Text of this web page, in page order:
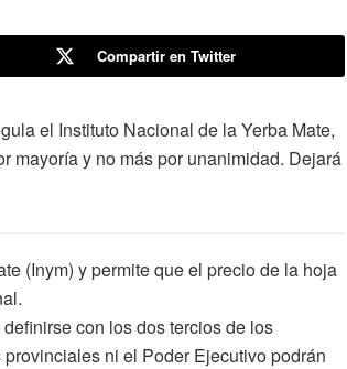
Compartir en Twitter
el Instituto Nacional de la Yerba Mate,
mayoría y no más por unanimidad. Dejará
(Inym) y permite que el precio de la hoja
con los dos tercios de los
ni el Poder Ejecutivo podrán